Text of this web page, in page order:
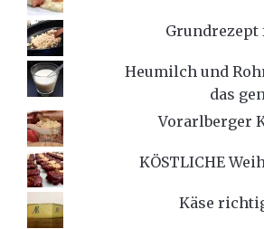
Grundrezept
Heumilch und
das
Vorarlberger
KÖSTLICHE
Käse